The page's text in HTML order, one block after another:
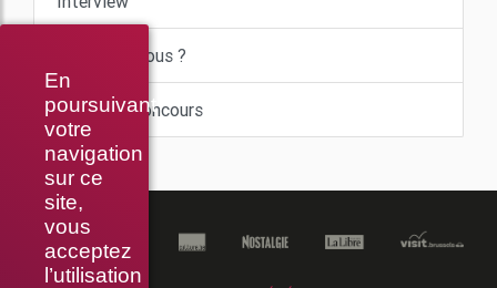
En
poursuivant
votre
navigation
sur ce
site,
vous
acceptez
l’utilisation
Le saviez-vous ?
Offres et concours